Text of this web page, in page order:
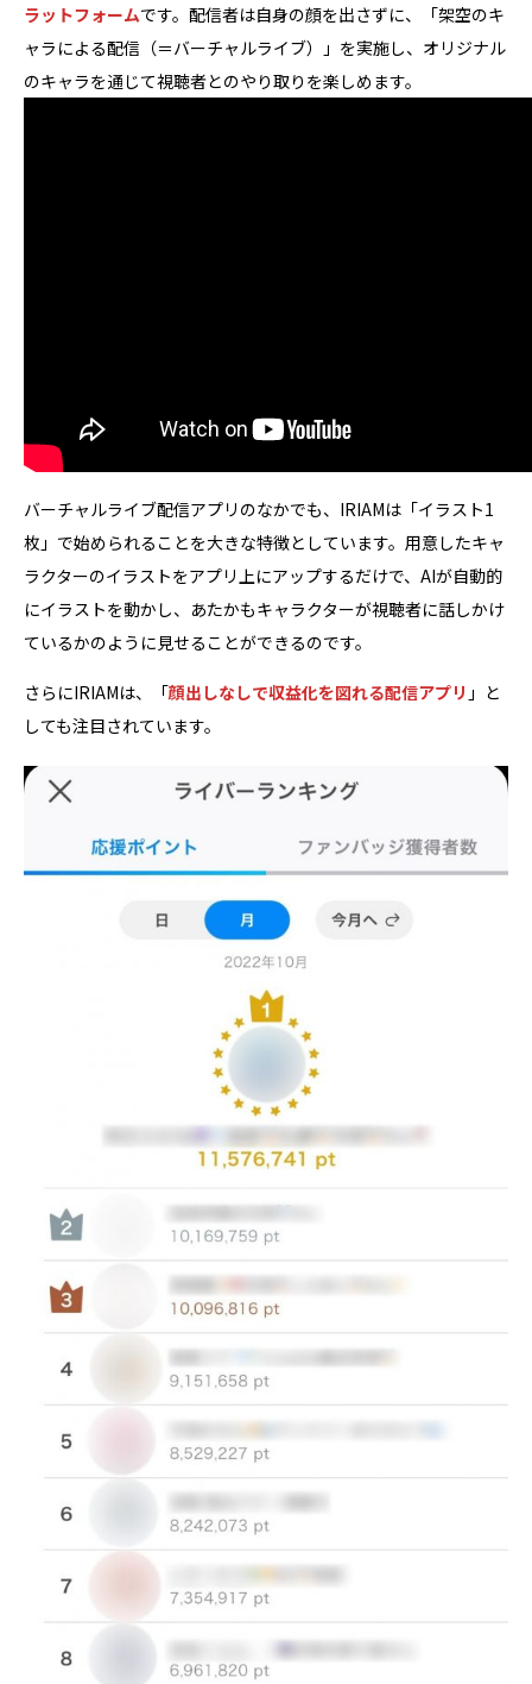
ラットフォームです。配信者は自身の顔を出さずに、「架空のキ
ャラによる配信（＝バーチャルライブ）」を実施し、オリジナル
のキャラを通じて視聴者とのやり取りを楽しめます。
バーチャルライブ配信アプリのなかでも、IRIAMは「イラスト1
枚」で始められることを大きな特徴としています。用意したキャ
ラクターのイラストをアプリ上にアップするだけで、AIが自動的
にイラストを動かし、あたかもキャラクターが視聴者に話しかけ
ているかのように見せることができるのです。
さらにIRIAMは、「顔出しなしで収益化を図れる配信アプリ 」と
しても注目されています。